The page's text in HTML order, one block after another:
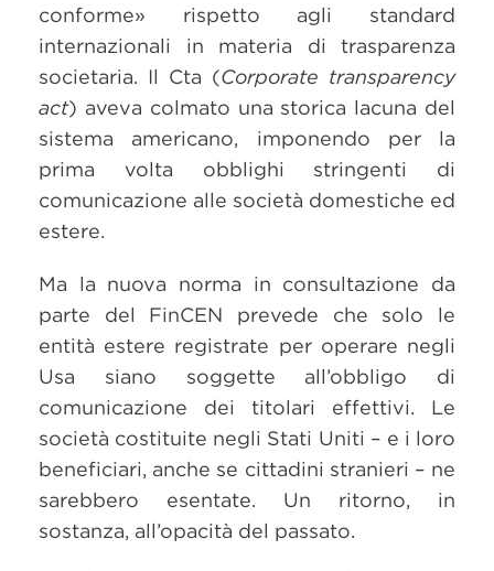
conforme» rispetto agli standard
internazionali in materia di trasparenza
societaria. Il Cta (Corporate transparency
act) aveva colmato una storica lacuna del
sistema americano, imponendo per la
prima volta obblighi stringenti di
comunicazione alle società domestiche ed
estere.
Ma la nuova norma in consultazione da
parte del FinCEN prevede che solo le
entità estere registrate per operare negli
Usa siano soggette all’obbligo di
comunicazione dei titolari effettivi. Le
società costituite negli Stati Uniti – e i loro
beneficiari, anche se cittadini stranieri – ne
sarebbero esentate. Un ritorno, in
sostanza, all’opacità del passato.